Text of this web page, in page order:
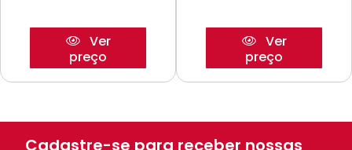
Ver
preço
Ver
preço
Cadastre-se para receber nossas